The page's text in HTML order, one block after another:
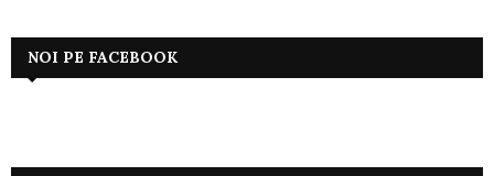
NOI PE FACEBOOK